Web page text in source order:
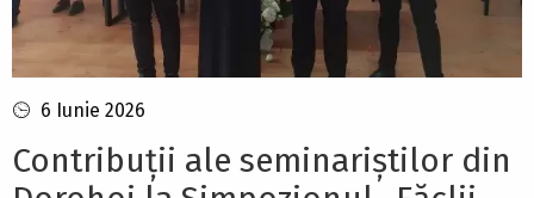
6 Iunie 2026
Contribuții ale seminariștilor din